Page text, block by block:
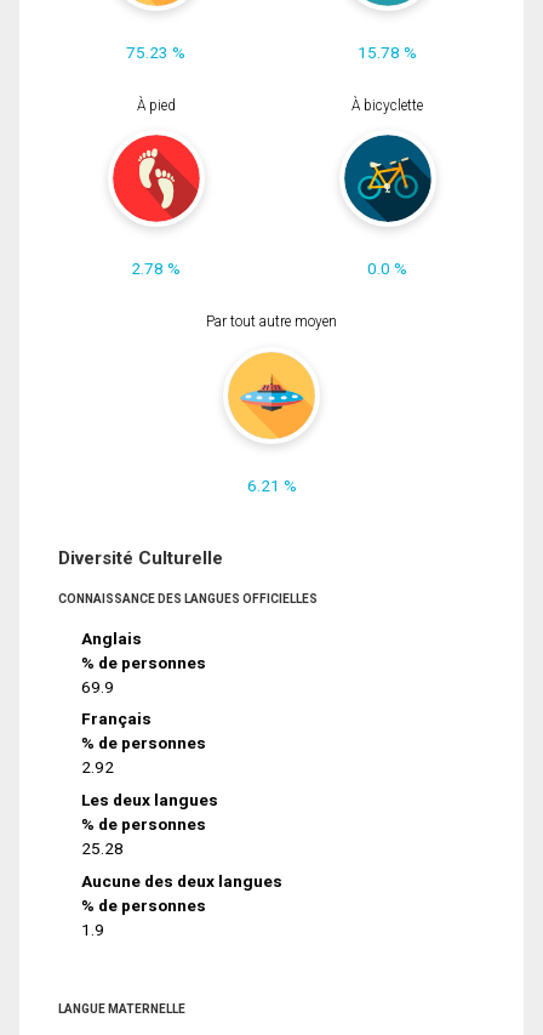
75.23 % 15.78 %
À pied
2.78 %
À bicyclette
0.0 %
Par tout autre moyen
6.21 %
Diversité Culturelle
CONNAISSANCE DES LANGUES OFFICIELLES
Anglais
% de personnes
69.9
Français
% de personnes
2.92
Les deux langues
% de personnes
25.28
Aucune des deux langues
% de personnes
1.9
LANGUE MATERNELLE